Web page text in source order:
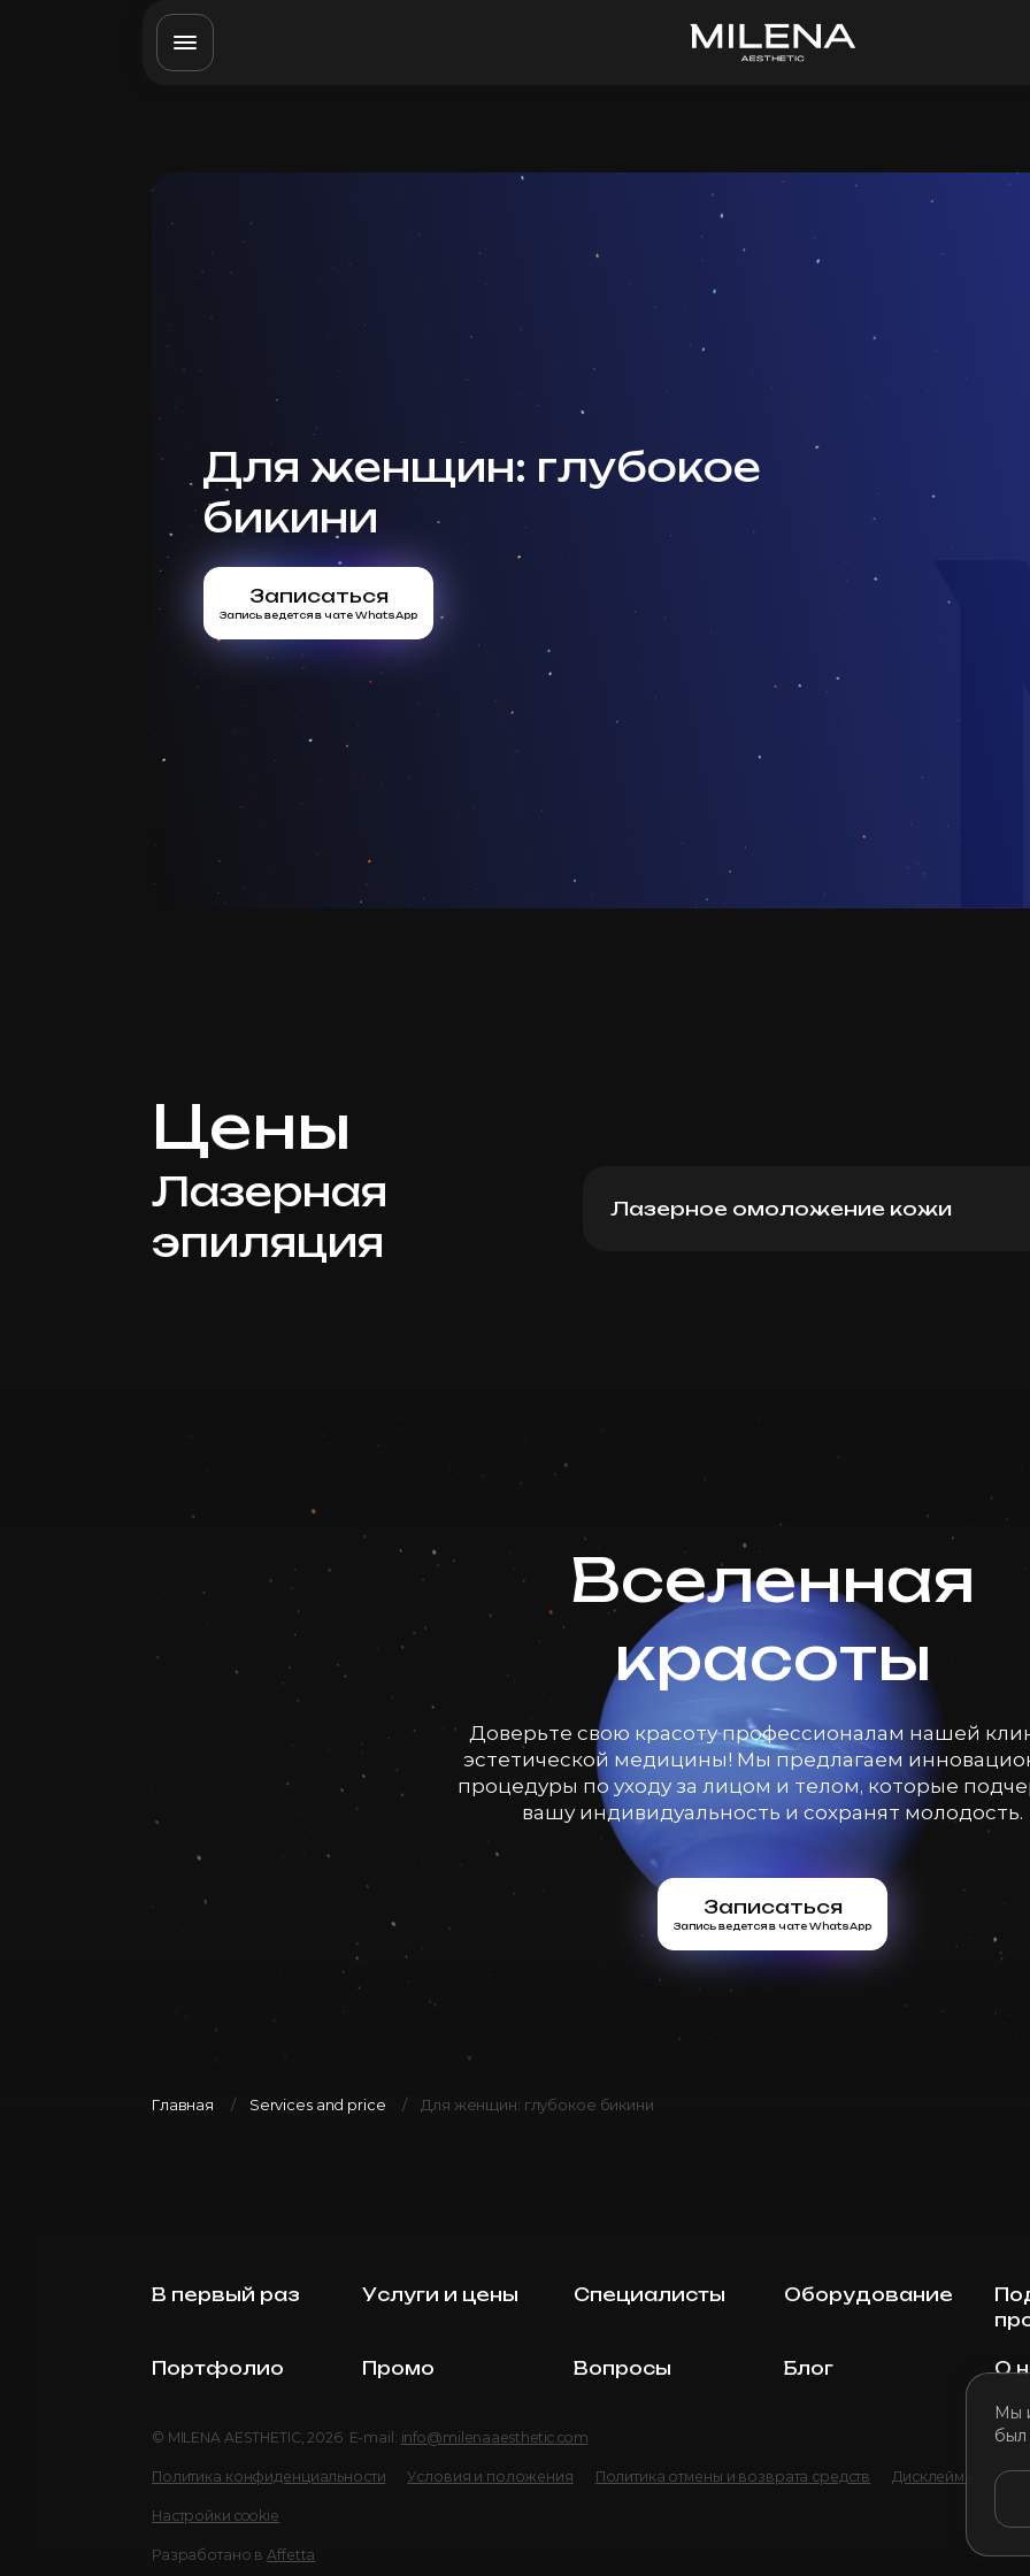
Мы
был
Для женщин: глубокое
бикини
Записаться
Запись ведется в чате WhatsApp
Цены
Лазерная
эпиляция
Лазерное омоложение кожи
Вселенная
красоты
Доверьте свою красоту профессионалам нашей
эстетической медицины! Мы предлагаем
процедуры по уходу за лицом и телом, которые
вашу индивидуальность и сохранят молодость.
Записаться
Запись ведется в чате WhatsApp
Главная Services and price Для женщин: глубокое бикини
В первый раз Услуги и цены Специалисты Оборудование
Портфолио Промо Вопросы Блог О
© MILENA AESTHETIC, 2026 E-mail: info@milenaaesthetic.com
Политика конфиденциальности Условия и положения Политика отмены и возврата средств Дисклеймер
Настройки cookie
Разработано в Affetta